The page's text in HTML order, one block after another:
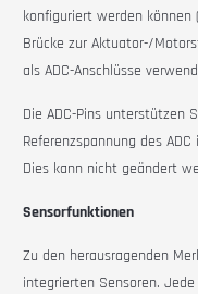
konfiguriert werden können (
Brücke zur Aktuator-/
als ADC-Anschlüsse
Die ADC-Pins unterstützen
Referenzspannung des
Dies kann nicht geändert
Sensorfunktionen
Zu den herausragenden
integrierten Sensoren.